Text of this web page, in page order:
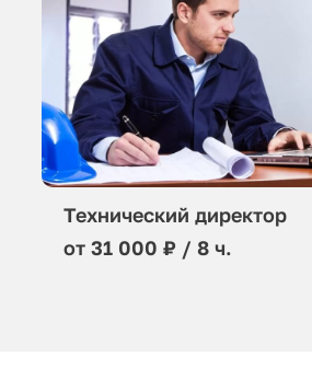
Технический директор
от 31 000 ₽ / 8 ч.